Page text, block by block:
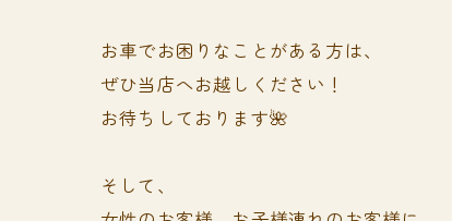
お車でお困りなことがある方は、
ぜひ当店へお越しください！
お待ちしております🌺
そして、